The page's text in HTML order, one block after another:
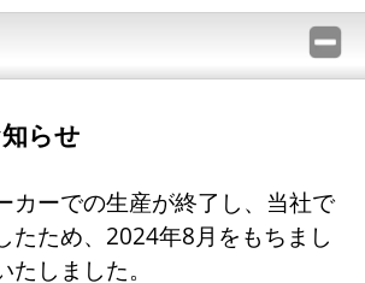
らせ
カーでの生産が終了し、当社で
たため、2024年8月をもちまし
しました。